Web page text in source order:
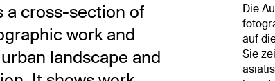
a cross-section of
work and
landscape and
Die
auf
Sie